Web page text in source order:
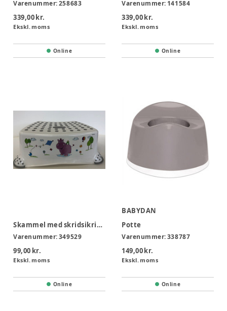
Varenummer:258683
339,00 kr.
Ekskl. moms
Online
Varenummer: 141584
339,00 kr.
Ekskl. moms
Online
Skammel med skridsikring
Varenummer:349529
99,00 kr.
Ekskl. moms
Online
BABYDAN
Potte
Varenummer:338787
149,00 kr.
Ekskl. moms
Online